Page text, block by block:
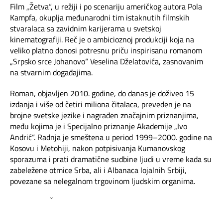
eRačun
Prilagođeno tebi
Putuj pametnije
Film „Žetva“, u režiji i po scenariju američkog autora Pola
Kampfa, okuplja međunarodni tim istaknutih filmskih
stvaralaca sa zavidnim karijerama u svetskoj
kinematografiji. Reč je o ambicioznoj produkciji koja na
veliko platno donosi potresnu priču inspirisanu romanom
„Srpsko srce Johanovo“ Veselina Dželatovića, zasnovanim
na stvarnim događajima.
Roman, objavljen 2010. godine, do danas je doživeo 15
izdanja i više od četiri miliona čitalaca, preveden je na
brojne svetske jezike i nagrađen značajnim priznanjima,
među kojima je i Specijalno priznanje Akademije „Ivo
Andrić“. Radnja je smeštena u period 1999–2000. godine na
Kosovu i Metohiji, nakon potpisivanja Kumanovskog
sporazuma i prati dramatične sudbine ljudi u vreme kada su
zabeležene otmice Srba, ali i Albanaca lojalnih Srbiji,
povezane sa nelegalnom trgovinom ljudskim organima.